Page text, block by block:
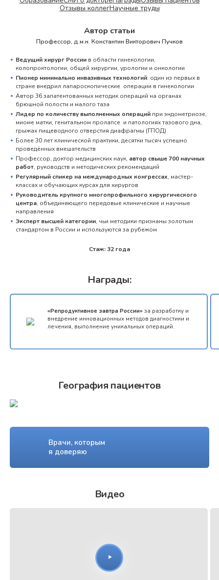
Награды:
«Репродуктивное завтра России» за разработку и
внедрение инновационных методов диагностики и
лечения, выполнение уникальных операций.
География пациентов
Врачи, которым
я доверяю
Видео
Отзывы коллегНаучные труды
Автор статьи
Профессор, д.м.н. Константин Викторович Пучков
Ведущий хирург России в области гинекологии,
колопроктологии, общей хирургии, урологии и онкологии
Пионер минимально инвазивных технологий: один из первых в
стране внедрил лапароскопические операции в гинекологии
Автор 36 запатентованных методик операций на органах
брюшной полости и малого таза
Лидер по количеству выполненных операций при эндометриозе,
миоме матки, генитальном пролапсе и патологиях тазового дна,
грыжах пищеводного отверстия диафрагмы (ГПОД)
Более 30 лет клинической практики, десятки тысяч успешно
проведённых вмешательств
Профессор, доктор медицинских наук, автор свыше 700 научных
работ, руководств и методических рекомендаций
Регулярный спикер на международных конгрессах, мастер-
классах и обучающих курсах для хирургов
Руководитель крупного многопрофильного хирургического
центра, объединяющего передовые клинические и научные
направления
Эксперт высшей категории, чьи методики признаны золотым
стандартом в России и используются за рубежом
Стаж: 32 года